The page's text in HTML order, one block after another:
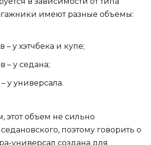
имеют разные объемы:
– у хэтчбека и купе;
– у седана;
у универсала.
этот объем не сильно
седановского, поэтому говорить о
универсал создана для